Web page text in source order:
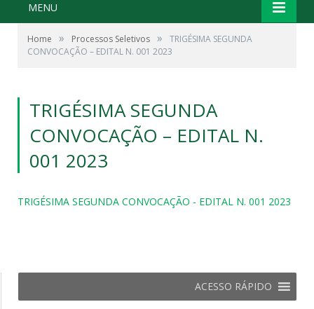
MENU
Home » Processos Seletivos »
TRIGÉSIMA SEGUNDA
CONVOCAÇÃO – EDITAL N. 001 2023
TRIGÉSIMA SEGUNDA
CONVOCAÇÃO – EDITAL N.
001 2023
TRIGÉSIMA SEGUNDA CONVOCAÇÃO - EDITAL N. 001 2023
ACESSO RÁPIDO